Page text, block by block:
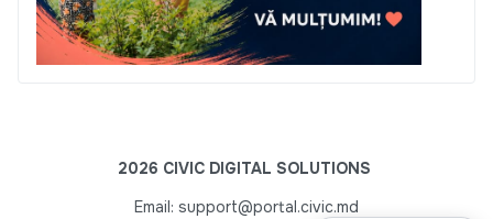
2026 CIVIC DIGITAL SOLUTIONS
Email: support@portal.civic.md